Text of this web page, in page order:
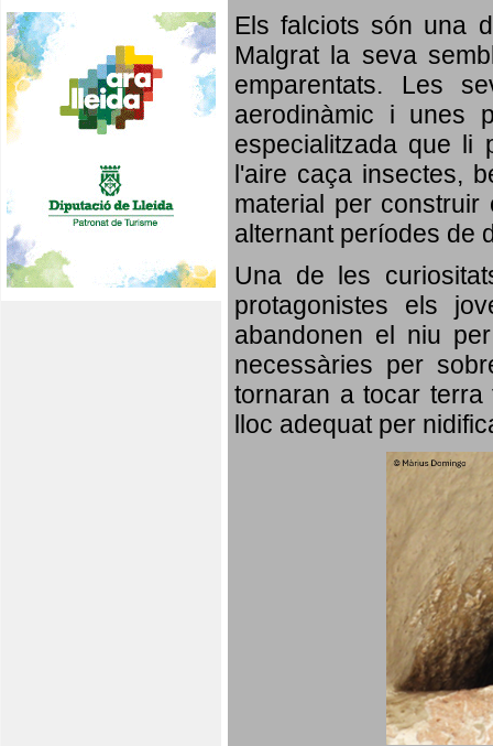
Els falciots són una
Malgrat la seva
emparentats. Les
aerodinàmic i unes
especialitzada que li
l'aire caça insectes,
material per
alternant períodes de
Una de les
protagonistes els
abandonen el niu
necessàries per
tornaran a tocar
lloc adequat per